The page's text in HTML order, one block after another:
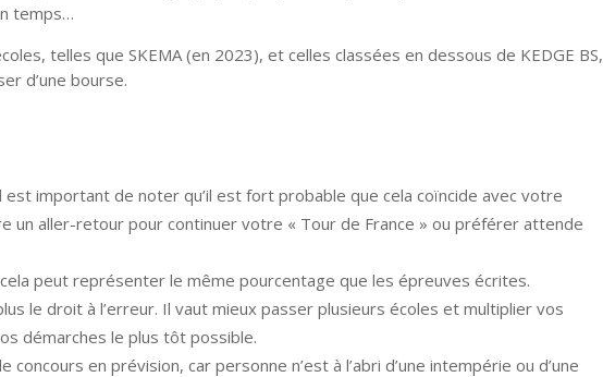
temps…
telles que SKEMA (en 2023), et celles classées en dessous de KEDGE BS,
d’une bourse.
est important de noter qu’il est fort probable que cela coïncide avec votre
un aller-retour pour continuer votre « Tour de France » ou préférer attende
peut représenter le même pourcentage que les épreuves écrites.
le droit à l’erreur. Il vaut mieux passer plusieurs écoles et multiplier vos
démarches le plus tôt possible.
en prévision, car personne n’est à l’abri d’une intempérie ou d’une